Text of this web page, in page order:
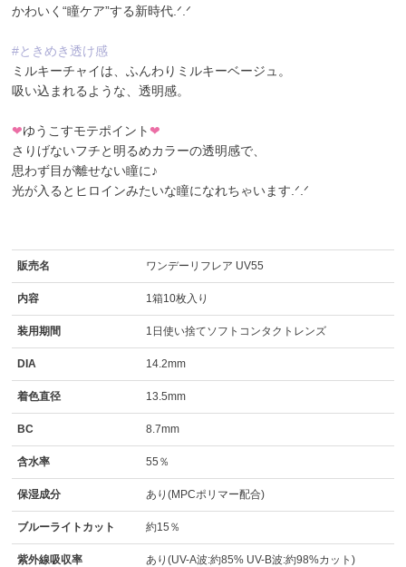
かわいく“瞳ケア”する新時代.ᐟ.ᐟ
#ときめき透け感
ミルキーチャイは、ふんわりミルキーベージュ。
吸い込まれるような、透明感。
❤ゆうこすモテポイント❤
さりげないフチと明るめカラーの透明感で、
思わず目が離せない瞳に♪
光が入るとヒロインみたいな瞳になれちゃいます.ᐟ.ᐟ
販売名 ワンデーリフレア UV55
内容 1箱10枚入り
装用期間 1日使い捨てソフトコンタクトレンズ
DIA 14.2mm
着色直径 13.5mm
BC 8.7mm
含水率 55％
保湿成分 あり(MPCポリマー配合)
ブルーライトカット 約15％
紫外線吸収率 あり(UV-A波:約85% UV-B波:約98%カット)